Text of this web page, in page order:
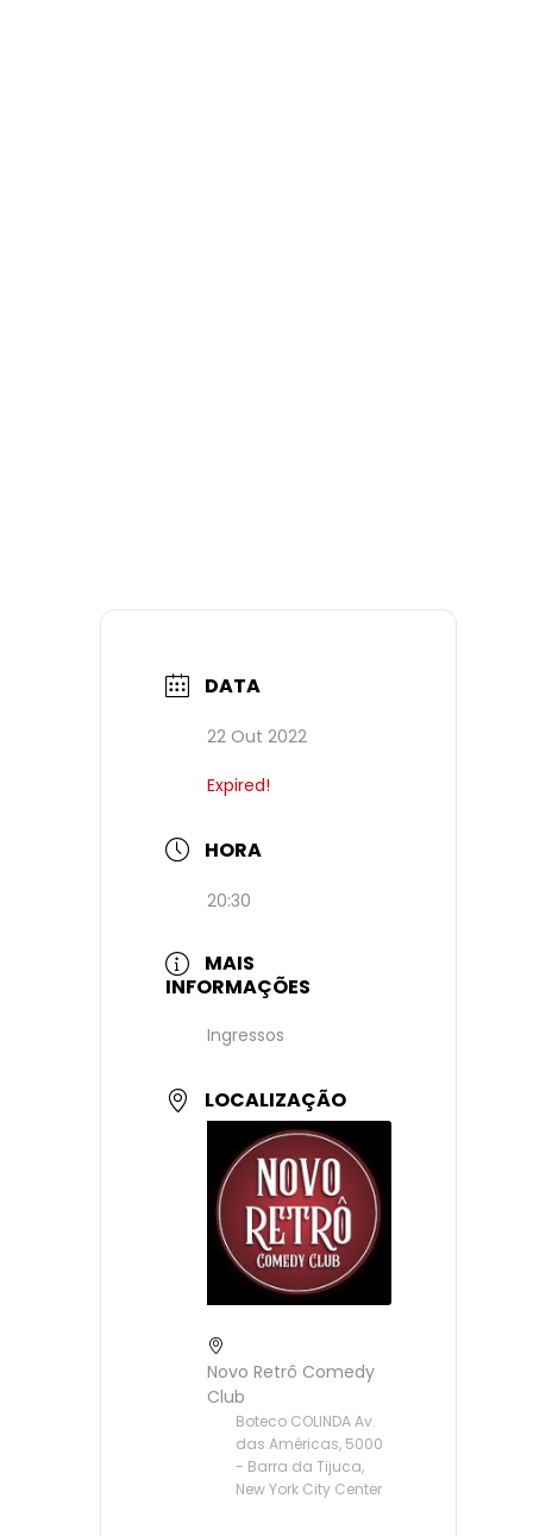
DATA
22 Out 2022
Expired!
HORA
20:30
MAIS
INFORMAÇÕES
Ingressos
LOCALIZAÇÃO
Novo Retrô Comedy
Club
Boteco COLINDA Av.
das Américas, 5000
- Barra da Tijuca,
New York City Center